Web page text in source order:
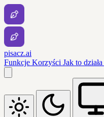
pisacz.ai
Funkcje Korzyści Jak to działa